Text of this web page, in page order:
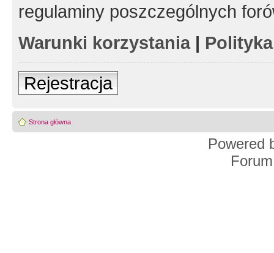
regulaminy poszczególnych
Warunki korzystania|
Rejestracja
Strona główna
Powered